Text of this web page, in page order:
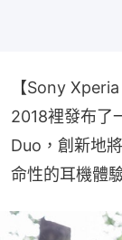
【Sony
2018裡發布了
Duo，創新地
命性的耳機體